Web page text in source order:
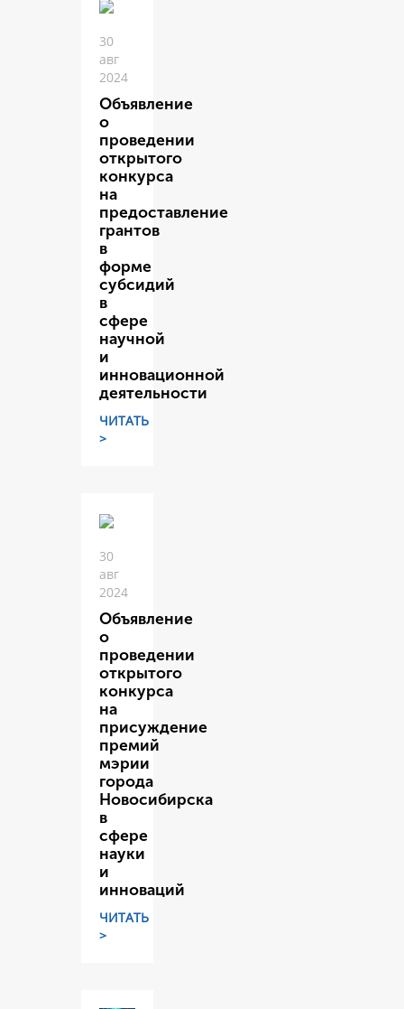
30
авг
2024
Объявление
о
проведении
открытого
конкурса
на
предоставление
грантов
в
форме
субсидий
в
сфере
научной
и
инновационной
деятельности
ЧИТАТЬ
>
30
авг
2024
Объявление
о
проведении
открытого
конкурса
на
присуждение
премий
мэрии
города
Новосибирска
в
сфере
науки
и
инноваций
ЧИТАТЬ
>